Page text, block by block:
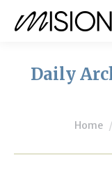
Daily
You
Home